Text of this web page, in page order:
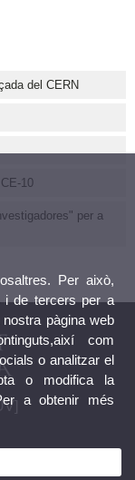
del CERN
10
per a
Per això,
i de tercers per a
pàgina web
com
o analitzar el
o modifica la
a obtenir més